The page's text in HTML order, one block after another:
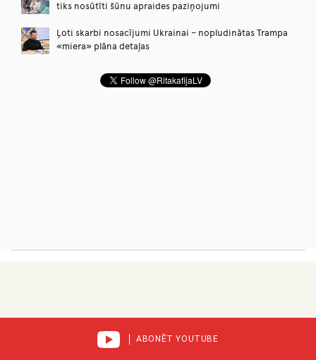
tiks nosūtīti šūnu apraides paziņojumi
Ļoti skarbi nosacījumi Ukrainai – nopludinātas Trampa
«miera» plāna detaļas
ABONĒT YOUTUBE